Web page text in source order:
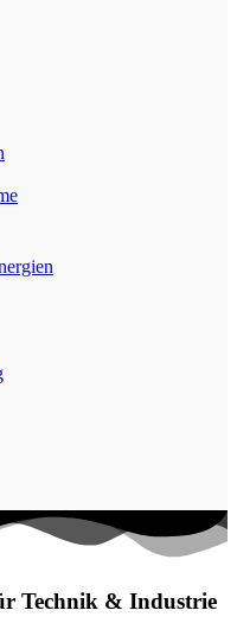
Technik & Industrie